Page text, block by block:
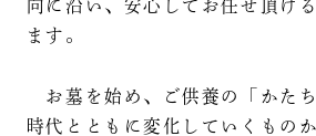
向に沿い、安心してお任せ頂け
ます。
お墓を始め、ご供養の「かた
時代とともに変化していくもの